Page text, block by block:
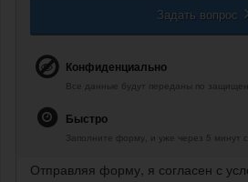
Задать вопрос
Конфиденциально
Все данные будут переданы по
Быстро
Заполните форму, и уже через 5 минут
Отправляя форму, я согласен с